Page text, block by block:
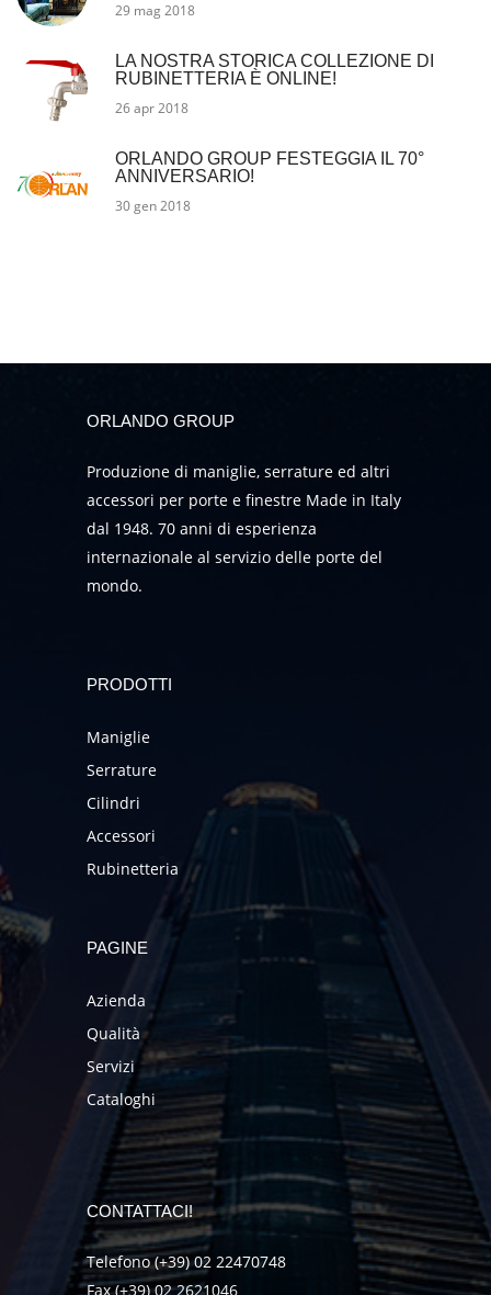
29 mag 2018
LA NOSTRA STORICA COLLEZIONE DI
RUBINETTERIA È ONLINE!
26 apr 2018
ORLANDO GROUP FESTEGGIA IL 70°
ANNIVERSARIO!
30 gen 2018
ORLANDO GROUP
Produzione di maniglie, serrature ed altri
accessori per porte e finestre Made in Italy
dal 1948. 70 anni di esperienza
internazionale al servizio delle porte del
mondo.
PRODOTTI
Maniglie
Serrature
Cilindri
Accessori
Rubinetteria
PAGINE
Azienda
Qualità
Servizi
Cataloghi
CONTATTACI!
Telefono (+39) 02 22470748
Fax (+39) 02 2621046